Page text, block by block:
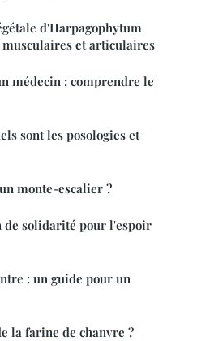
d'Harpagophytum
et articulaires
médecin : comprendre le
sont les posologies et
monte-escalier ?
de solidarité pour l'espoir
: un guide pour un
la farine de chanvre ?